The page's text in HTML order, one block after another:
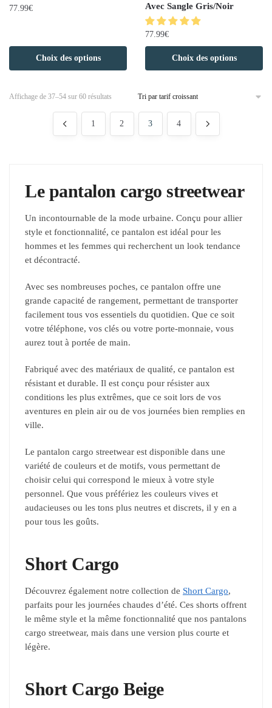
77.99€
Choix des options
Avec Sangle Gris/Noir
77.99€
Choix des options
Affichage de 37–54 sur 60 résultats
1 2 3 4
Le pantalon cargo streetwear
Un incontournable de la mode urbaine. Conçu pour allier
style et fonctionnalité, ce pantalon est idéal pour les
hommes et les femmes qui recherchent un look tendance
et décontracté.
Avec ses nombreuses poches, ce pantalon offre une
grande capacité de rangement, permettant de transporter
facilement tous vos essentiels du quotidien. Que ce soit
votre téléphone, vos clés ou votre porte-monnaie, vous
aurez tout à portée de main.
Fabriqué avec des matériaux de qualité, ce pantalon est
résistant et durable. Il est conçu pour résister aux
conditions les plus extrêmes, que ce soit lors de vos
aventures en plein air ou de vos journées bien remplies en
ville.
Le pantalon cargo streetwear est disponible dans une
variété de couleurs et de motifs, vous permettant de
choisir celui qui correspond le mieux à votre style
personnel. Que vous préfériez les couleurs vives et
audacieuses ou les tons plus neutres et discrets, il y en a
pour tous les goûts.
Short Cargo
Découvrez également notre collection de Short Cargo,
parfaits pour les journées chaudes d’été. Ces shorts offrent
le même style et la même fonctionnalité que nos pantalons
cargo streetwear, mais dans une version plus courte et
légère.
Short Cargo Beige